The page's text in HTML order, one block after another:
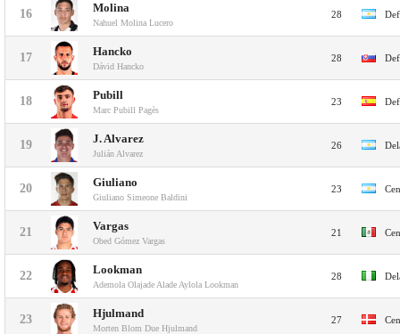
16 Molina
Nahuel Molina Lucero
28
17 Hancko
Dávid Hancko
28
18 Pubill
Marc Pubill Pagès
23
19 J. Alvarez
Julián Alvarez
26
20 Giuliano
Giuliano Simeone Baldini
23
21 Vargas
Obed Gómez Vargas
21
22 Lookman
Ademola Olajade Alade Aylola Lookman
28
23 Hjulmand
Morten Blom Due Hjulmand
27